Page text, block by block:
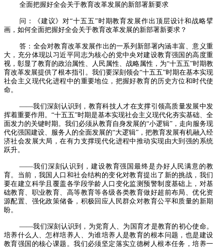
全面把握好全会关于教育改革发展的新部署新要求
问：《建议》对“十五五”时期教育发展作出顶层设计和战略擘
画，如何全面把握好全会关于教育改革发展的新部署新要求？
答：全会对教育改革发展作出的一系列新部署内涵丰富、意义重
大，充分体现以习近平同志为核心的党中央对建设教育强国的高度重
视，彰显了教育的政治属性、人民属性、战略属性，为“十五五”时期教
育改革发展提供了根本指引。我们要深刻领会“十五五”时期在基本实现
社会主义现代化进程中的重要地位，把握好教育的历史方位和时代使
命。
——我们深刻认识到，教育科技人才在支撑引领高质量发展中发
挥着重要作用。“十五五”时期是基本实现社会主义现代化夯实基础、全
面发力的关键时期。我们必须从教育自身发展的“小逻辑”，走向服务现
代化强国建设、服务人的全面发展的“大逻辑”，把教育发展有机融入经
济社会发展大局，在有力支撑现代化进程中推动实现由大到强的系统
跃升。
——我们深刻认识到，建设教育强国最终是办好人民满意的教
育。当前，我国人口和社会结构的变化对教育提出了新的挑战，我们
要在建立科学且覆盖各学段学龄人口变化监测预警制度基础上，对基
础教育、职业教育、高等教育等各级各类教育做好超前布局、优化资
源配置、强化政策储备，积极回应人民群众对教育公平和质量的新期
盼。
——我们深刻认识到，为党育人、为国育才是教育的初心使命。
培养什么人、怎样培养人、为谁培养人是教育的根本问题，也是建设
教育强国的核心课题。我们必须坚定落实立德树人根本任务，培养一